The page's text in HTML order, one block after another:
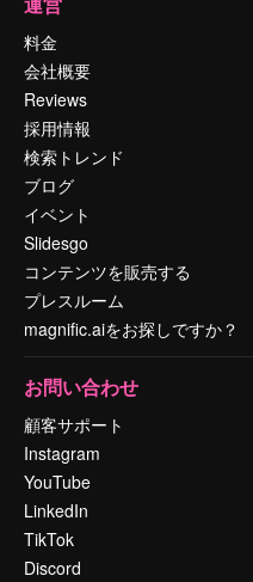
料金
会社概要
Reviews
採用情報
検索トレンド
ブログ
イベント
Slidesgo
コンテンツを販売する
プレスルーム
magnific.aiをお探しですか？
お問い合わせ
顧客サポート
Instagram
YouTube
LinkedIn
TikTok
Discord